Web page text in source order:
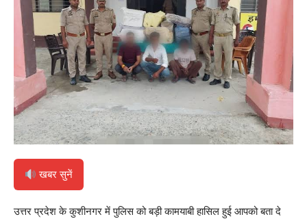
खबर सुनें
उत्तर प्रदेश के कुशीनगर में पुलिस को बड़ी कामयाबी हासिल हुई आपको बता दे